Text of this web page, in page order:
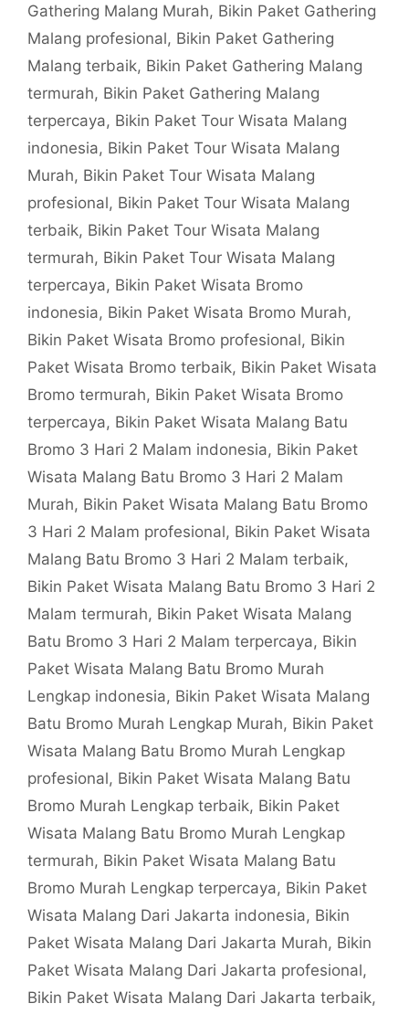
Gathering Malang Murah, Bikin Paket Gathering
Malang profesional, Bikin Paket Gathering
Malang terbaik, Bikin Paket Gathering Malang
termurah, Bikin Paket Gathering Malang
terpercaya, Bikin Paket Tour Wisata Malang
indonesia, Bikin Paket Tour Wisata Malang
Murah, Bikin Paket Tour Wisata Malang
profesional, Bikin Paket Tour Wisata Malang
terbaik, Bikin Paket Tour Wisata Malang
termurah, Bikin Paket Tour Wisata Malang
terpercaya, Bikin Paket Wisata Bromo
indonesia, Bikin Paket Wisata Bromo Murah,
Bikin Paket Wisata Bromo profesional, Bikin
Paket Wisata Bromo terbaik, Bikin Paket Wisata
Bromo termurah, Bikin Paket Wisata Bromo
terpercaya, Bikin Paket Wisata Malang Batu
Bromo 3 Hari 2 Malam indonesia, Bikin Paket
Wisata Malang Batu Bromo 3 Hari 2 Malam
Murah, Bikin Paket Wisata Malang Batu Bromo
3 Hari 2 Malam profesional, Bikin Paket Wisata
Malang Batu Bromo 3 Hari 2 Malam terbaik,
Bikin Paket Wisata Malang Batu Bromo 3 Hari 2
Malam termurah, Bikin Paket Wisata Malang
Batu Bromo 3 Hari 2 Malam terpercaya, Bikin
Paket Wisata Malang Batu Bromo Murah
Lengkap indonesia, Bikin Paket Wisata Malang
Batu Bromo Murah Lengkap Murah, Bikin Paket
Wisata Malang Batu Bromo Murah Lengkap
profesional, Bikin Paket Wisata Malang Batu
Bromo Murah Lengkap terbaik, Bikin Paket
Wisata Malang Batu Bromo Murah Lengkap
termurah, Bikin Paket Wisata Malang Batu
Bromo Murah Lengkap terpercaya, Bikin Paket
Wisata Malang Dari Jakarta indonesia, Bikin
Paket Wisata Malang Dari Jakarta Murah, Bikin
Paket Wisata Malang Dari Jakarta profesional,
Bikin Paket Wisata Malang Dari Jakarta terbaik,